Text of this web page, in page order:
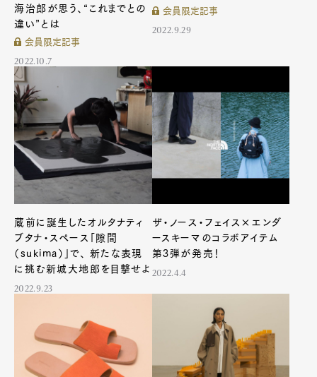
海治郎が思う、“これまでとの
違い”とは
会員限定記事
2022.10.7
会員限定記事
2022.9.29
蔵前に誕生したオルタナティ
ブタナ・スペース「隙間
（sukima）」で、 新たな表現
に挑む新城大地郎を目撃せよ
2022.9.23
ザ・ノース・フェイス×エンダ
ースキーマのコラボアイテム
第3弾が発売！
2022.4.4